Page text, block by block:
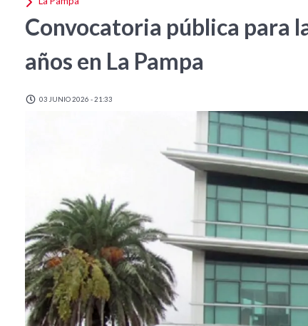
Convocatoria pública para
años en La Pampa
03 JUNIO 2026 - 21:33